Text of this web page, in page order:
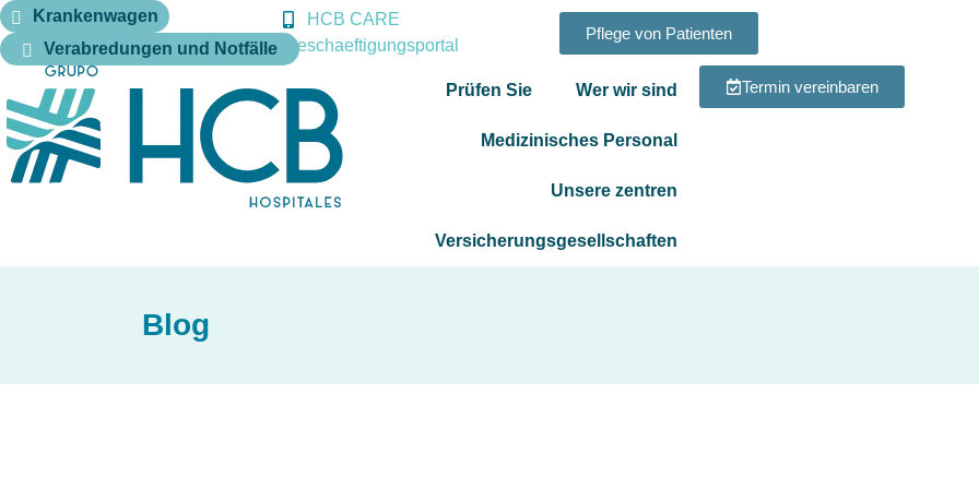
Krankenwagen
Verabredungen und Notfälle
HCB CARE
Beschaeftigungsportal
Pflege von Patienten
Prüfen Sie Wer wir sind
Medizinisches Personal
Unsere zentren
Versicherungsgesellschaften
Termin vereinbaren
Blog